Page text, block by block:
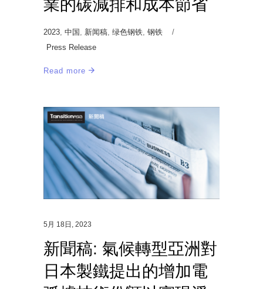
業的碳減排和成本節省
2023 中国 新闻稿 绿色钢铁 钢铁
Press Release
Read more
5月 18日, 2023
新聞稿: 氣候轉型亞洲對
日本製鐵提出的增加電